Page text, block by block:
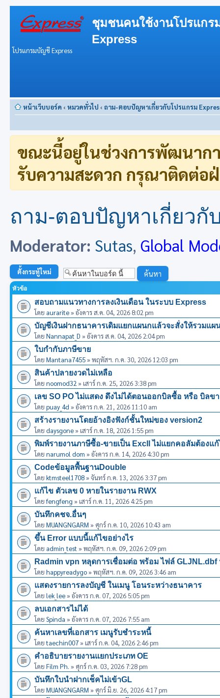
ชุมชนคนใช้งานโปรแก
Express
โปรแกรมบัญชี Express
หน้าเว็บบอร์ด ‹ หมวดทั่วไป ‹ ถาม-ตอบปัญหาเกี่ยวกับโปรแกรม
ขณะนี้อยู่ในช่วงการพัฒนาก
รับความสะดวก กรุณาติดต่อ
ถาม-ตอบปัญหาเกี่ยวกั
Moderator: Sutas, Global
ตั้งกระทู้ใหม่
หัวข้อ
สอบถามแนวทางการลงเงินเดือน ในระบบ Express
โดย aurarite» อังคาร ส.ค. 04, 2026 8:02 pm
บัญชีเงินฝากธนาคารเดิมแยกแผนกแล้วจะสั่งให้รวมแผ
โดย Nannapat_D » อังคาร ส.ค. 04, 2026 2:04 pm
ใบกำกับภาษีขาย
โดย Mantana7455» พฤหัสฯ. ก.ค. 30, 2026 12:03 pm
สินค้าปลายงวดไม่เหลือ
โดย noomod32 » เสาร์ ก.ค. 25, 2026 3:38 pm
เลข SO PO ไม่แสดง ดึงไม่ได้ตอนออกบิลซื้อ หรือ บิลข
โดย puay_4d » อังคาร ก.ค. 21, 2026 11:10 am
สร้างรายงานโดยอ้างอิงฟังก์ชั้นใหม่ของ version2
โดย daysgone» เสาร์ ก.ค. 18, 2026 1:55 pm
พิมพ์รายงานภาษีซืัอ-ขายเป็น Excll ไม่แยกคอลัมต้องแก้
โดย narumol dom » อังคาร ก.ค. 14, 2026 4:30 pm
Codeข้อมูลพื้นฐานDouble
โดย ktmsteel1708» จันทร์ ก.ค. 13, 2026 3:37 pm
แก้ไข ตัวเลข 0 หายในรายงาน RWX
โดยfengfeng » เสาร์ ก.ค. 11, 2026 4:25 pm
บันทึกคชจ.อื่นๆ
โดย MUANGNGARM » ศุกร์ ก.ค. 10, 2026 10:43 am
ขึ้น Error แบบนี้แก้ไขอย่างไร
โดย admin_test » พฤหัสฯ. ก.ค. 09, 2026 2:09 pm
Radmin vpn หลุดการเชื่อมต่อ พร้อม ไฟล์ GLJNL.dbf
โดย happyreadygo» พฤหัสฯ. ก.ค. 09, 2026 3:46 am
แสดงรายการลงบัญชี ในเมนู โอนระหว่างธนาคาร
โดย lek_lee» อังคาร ก.ค. 07, 2026 5:05 pm
ลบเอกสารไม่ได้
โดย Spinda » อังคาร ก.ค. 07, 2026 7:55 am
ค้นหาเลขที่เอกสาร เมนูรับชำระหนี้
โดยtaechin007» เสาร์ ก.ค. 04, 2026 2:46 pm
คำอธิบายรายงานแยกประเภท OE
โดย Film Ph. » ศุกร์ ก.ค. 03, 2026 7:28 pm
บันทึกใบนำฝากเช็คไม่เข้าGL
โดย MUANGNGARM » ศุกร์ มิ.ย. 26, 2026 4:17 pm